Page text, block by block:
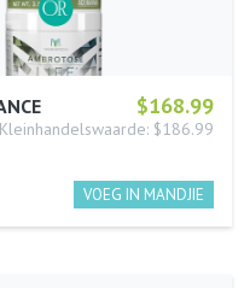
$168.99
Kleinhandelswaarde: $186.99